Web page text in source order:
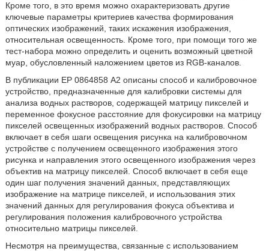
Кроме того, в это время можно охарактеризовать другие
ключевые параметры критериев качества формирования
оптических изображений, таких искажения изображения,
относительная освещенность. Кроме того, при помощи того же
тест-набора можно определить и оценить возможный цветной
муар, обусловленный наложением цветов из RGB-каналов.
В публикации ЕР 0864858 А2 описаны способ и калибровочное
устройство, предназначенные для калибровки системы для
анализа водных растворов, содержащей матрицу пикселей и
переменное фокусное расстояние для фокусировки на матрицу
пикселей освещенных изображений водных растворов. Способ
включает в себя шаги освещения рисунка на калибровочном
устройстве с получением освещенного изображения этого
рисунка и направления этого освещенного изображения через
объектив на матрицу пикселей. Способ включает в себя еще
один шаг получения значений данных, представляющих
изображение на матрице пикселей, и использования этих
значений данных для регулирования фокуса объектива и
регулирования положения калибровочного устройства
относительно матрицы пикселей.
Несмотря на преимущества, связанные с использованием